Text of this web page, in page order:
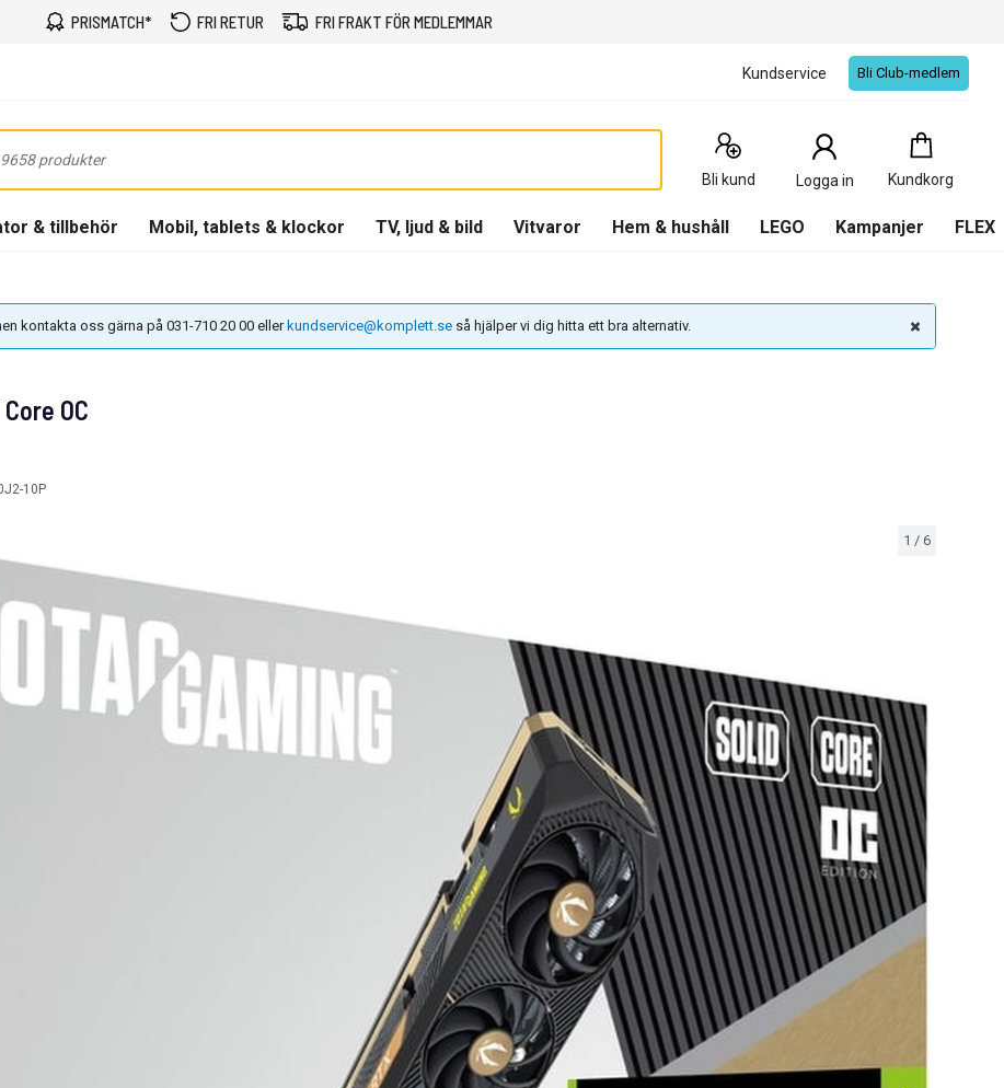
PRISMATCH* FRI RETUR FRI FRAKT FÖR MEDLEMMAR
Kundservice Bli Club-medlem
Bli kund Logga in Kundkorg
Kundkorg
0
Produkter
& tillbehör Mobil, tablets & klockor TV, ljud & bild Vitvaror Hem & hushåll LEGO Kampanjer FLEX
kontakta oss gärna på 031-710 20 00 eller kundservice@komplett.se så hjälper vi dig hitta ett bra alternativ.
1 / 6
OC
10P